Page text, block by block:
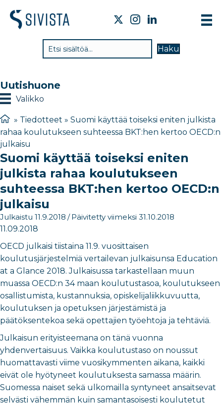
Haku
Uutishuone
Valikko
» Tiedotteet » Suomi käyttää toiseksi eniten julkista
rahaa koulutukseen suhteessa BKT:hen kertoo OECD:n
julkaisu
Suomi käyttää toiseksi eniten
julkista rahaa koulutukseen
suhteessa BKT:hen kertoo OECD:n
julkaisu
Julkaistu 11.9.2018 / Päivitetty viimeksi 31.10.2018
11.09.2018
OECD julkaisi tiistaina 11.9. vuosittaisen
koulutusjärjestelmiä vertailevan julkaisunsa Education
at a Glance 2018. Julkaisussa tarkastellaan muun
muassa OECD:n 34 maan koulutustasoa, koulutukseen
osallistumista, kustannuksia, opiskelijaliikkuvuutta,
koulutuksen ja opetuksen järjestämistä ja
päätöksentekoa sekä opettajien työehtoja ja tehtäviä.
Julkaisun erityisteemana on tänä vuonna
yhdenvertaisuus. Vaikka koulutustaso on noussut
huomattavasti viime vuosikymmenten aikana, kaikki
eivät ole hyötyneet koulutuksesta samassa määrin.
Suomessa naiset sekä ulkomailla syntyneet ansaitsevat
selvästi vähemmän kuin samantasoisesti koulutetut